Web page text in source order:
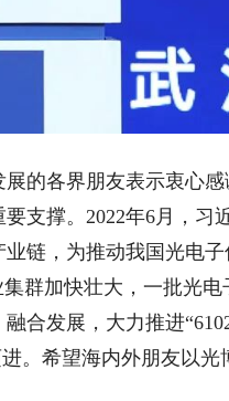
的各界朋友表示衷心感
支撑。2022年6月，习
链，为推动我国光电
群加快壮大，一批光
合发展，大力推进
。希望海内外朋友以光